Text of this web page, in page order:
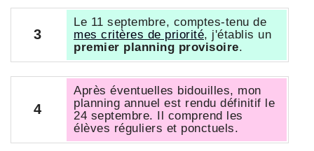
3
Le 11 septembre, comptes-tenu de
mes critères de priorité, j'établis un
premier planning provisoire.
4
Après éventuelles bidouilles, mon
planning annuel est rendu définitif le
24 septembre. Il comprend les
élèves réguliers et ponctuels.